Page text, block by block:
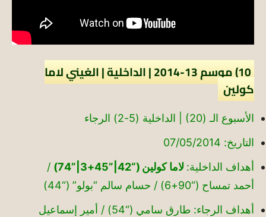
10) موسم 13-2014 | الداخلية | الغيني لاما
كولين
الأسبوع الـ (20) | الداخلية (5-2) الرجاء
التاريخ: 07/05/2014
أهداف الداخلية: لاما كولين (“42|”45+3|”74)
/
أحمد تمساح (“90+6) / حسام سالم “بولو” (“44)
أهداف الرجاء: طارق سامي (“54) / أمير إسماعيل